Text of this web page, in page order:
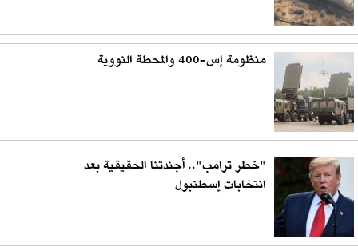
منظومة إس-400 والمحطة النووية
"خطر ترامب".. أجندتنا الحقيقية بعد
انتخابات إسطنبول